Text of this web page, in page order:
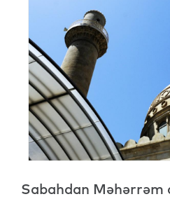
Sabahdan Məhərrəm